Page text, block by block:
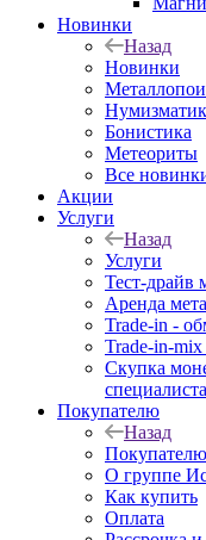
Новинки
Назад
Новинки
Бонистика
Метеориты
Все
Акции
Услуги
Назад
Услуги
Тест-драйв
Аренда
Trade-in -
Trade-in-
Скупка
Покупателю
Назад
Покупателю
О группе
Как купить
Оплата